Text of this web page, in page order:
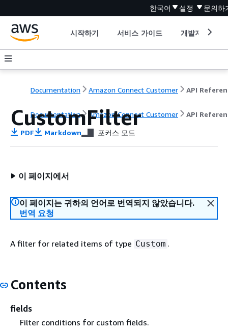
한국어 설정 문의하
시작하기 서비스 가이드 개발자 도구
Documentation Amazon Connect Customer API
Documentation Amazon Connect Customer API
CustomFilter
PDF Markdown 포커스 모드
이 페이지에서
이 페이지는 귀하의 언어로 번역되지 않았습니다.
번역 요청
A filter for related items of type Custom .
Contents
fields
Filter conditions for custom fields.